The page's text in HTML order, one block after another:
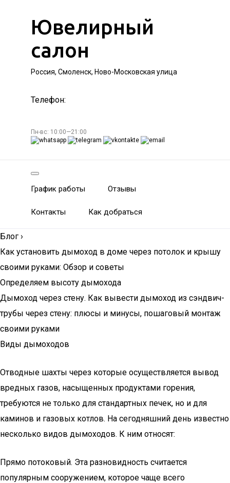
Ювелирный
салон
Россия, Смоленск, Ново-Московская улица
Телефон:
Пн-вс: 10:00—21:00
График работы Отзывы
Контакты Как добраться
Блог ›
Как установить дымоход в доме через потолок и крышу
своими руками: Обзор и советы
Определяем высоту дымохода
Дымоход через стену. Как вывести дымоход из сэндвич-
трубы через стену: плюсы и минусы, пошаговый монтаж
своими руками
Виды дымоходов
Отводные шахты через которые осуществляется вывод
вредных газов, насыщенных продуктами горения,
требуются не только для стандартных печек, но и для
каминов и газовых котлов. На сегодняшний день известно
несколько видов дымоходов. К ним относят:
Прямо потоковый. Эта разновидность считается
популярным сооружением, которое чаще всего